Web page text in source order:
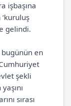
işbaşına
gelindi.
bugünün en
şekli
sırası